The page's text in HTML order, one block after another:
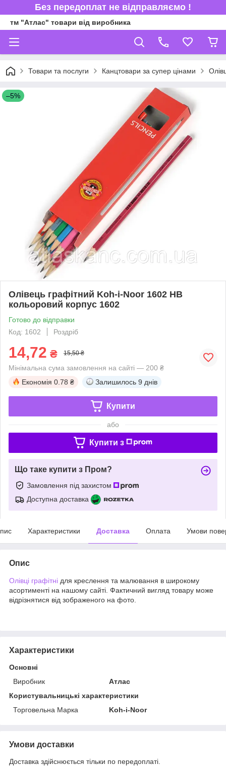
Без передоплат не відправляємо !
тм "Атлас" товари від виробника
Товари та послуги Канцтовари за супер цінами
–5%
Олівець графітний Koh-i-Noor 1602 HВ
кольоровий корпус 1602
Готово до відправки
Код: 1602
Роздріб
14,72 ₴ 15,50 ₴
Мінімальна сума замовлення на сайті — 200 ₴
Економія 0.78 ₴ Залишилось 9 днів
Купити
або
Купити з
Що таке купити з Пром?
Замовлення під захистом
Доступна доставка
Характеристики Доставка Оплата Умови
Опис
Олівці графітні для креслення та малювання в широкому
асортименті на нашому сайті. Фактичний вигляд товару може
відрізнятися від зображеного на фото.
Характеристики
Основні
Виробник
Атлас
Користувальницькі характеристики
Торговельна Марка
Koh-i-Noor
Умови доставки
Доставка здійснюється тільки по передоплаті.